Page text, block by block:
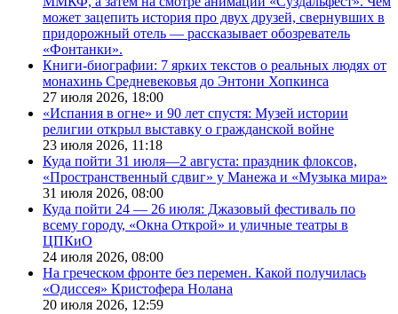
может зацепить история про двух друзей, свернувших в
придорожный отель — рассказывает обозреватель
«Фонтанки».
Книги-биографии: 7 ярких текстов о реальных людях от
монахинь Средневековья до Энтони Хопкинса
27 июля 2026, 18:00
«Испания в огне» и 90 лет спустя: Музей истории
религии открыл выставку о гражданской войне
23 июля 2026, 11:18
Куда пойти 31 июля—2 августа: праздник флоксов,
«Пространственный сдвиг» у Манежа и «Музыка мира»
31 июля 2026, 08:00
Куда пойти 24 — 26 июля: Джазовый фестиваль по
всему городу, «Окна Открой» и уличные театры в
ЦПКиО
24 июля 2026, 08:00
На греческом фронте без перемен. Какой получилась
«Одиссея» Кристофера Нолана
20 июля 2026, 12:59